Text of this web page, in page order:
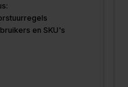
en SKU's